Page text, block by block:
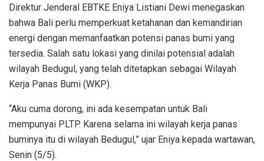
Direktur Jenderal EBTKE Eniya Listiani Dewi menegaskan
bahwa Bali perlu memperkuat ketahanan dan kemandirian
energi dengan memanfaatkan potensi panas bumi yang
tersedia. Salah satu lokasi yang dinilai potensial adalah
wilayah Bedugul, yang telah ditetapkan sebagai Wilayah
Kerja Panas Bumi (WKP).
“Aku cuma dorong, ini ada kesempatan untuk Bali
mempunyai PLTP. Karena selama ini wilayah kerja panas
buminya itu di wilayah Bedugul,” ujar Eniya kepada wartawan,
Senin (5/5).